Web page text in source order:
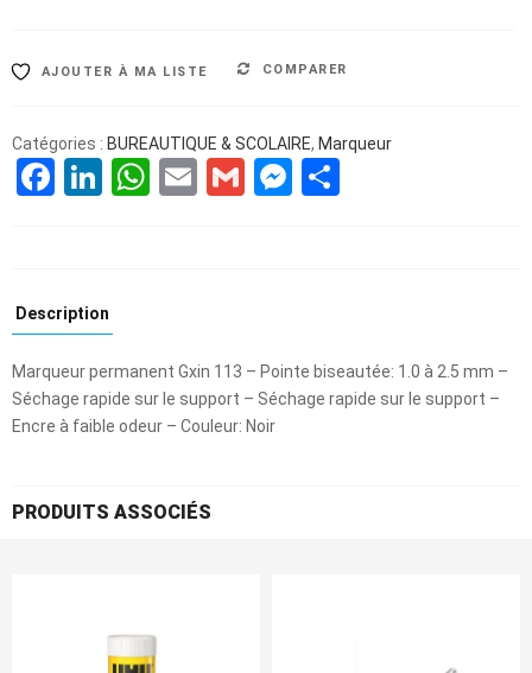
AJOUTER À MA LISTE COMPARER
Catégories : BUREAUTIQUE & SCOLAIRE, Marqueur
Facebook
LinkedIn
WhatsApp
EmailGmailMessenger
Description
Marqueur permanent Gxin 113 – Pointe biseautée: 1.0 à 2.5 mm –
Séchage rapide sur le support – Séchage rapide sur le support –
Encre à faible odeur – Couleur: Noir
PRODUITS ASSOCIÉS